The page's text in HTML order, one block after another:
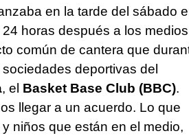
en la tarde del sábado
horas después a los medios
común de cantera que
deportivas del
, el Basket Base Club (BBC).
llegar a un acuerdo. Lo que
niños que están en el medio,